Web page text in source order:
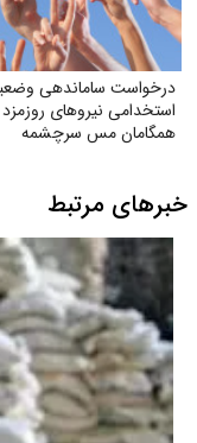
درخواست ساماندهی
استخدامی نیروهای
همگامان مس سرچشمه
خبرهای مرتبط